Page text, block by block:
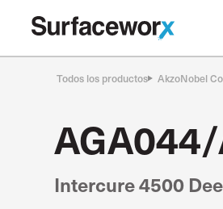
Todos los productos AkzoNobel
Intercure 4500